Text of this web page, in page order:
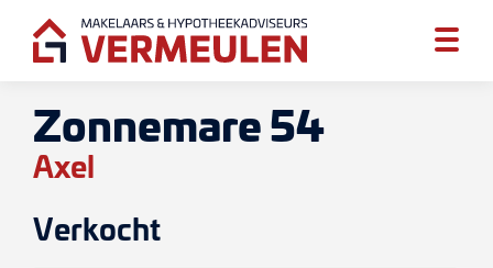
Zonnemare 54
Axel
Verkocht